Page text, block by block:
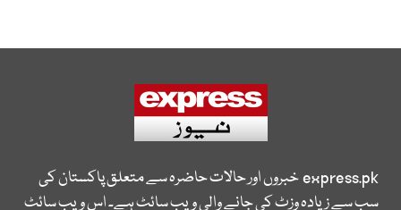
express.pkخبروں اور حالات حاضرہ سے متعلق پاکستان کی
سب سے زیادہ وزٹ کی جانے والی ویب سائٹ ہے۔ اس ویب سائٹ